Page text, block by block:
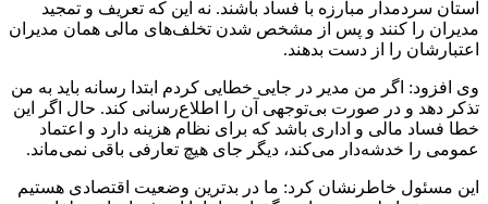
استان سردمدار مبارزه با فساد باشند. نه این که تعریف و تمجید
مدیران را کنند و پس از مشخص شدن تخلف‌های مالی همان مدیران
اعتبارشان را از دست بدهند.
وی افزود: اگر من مدیر در جایی خطایی کردم ابتدا رسانه باید به من
تذکر دهد و در صورت بی‌توجهی آن را اطلاع‌رسانی کند. حال اگر این
خطا فساد مالی و اداری باشد که برای نظام هزینه دارد و اعتماد
عمومی را خدشه‌دار می‌کند، دیگر جای هیچ تعارفی باقی نمی‌ماند.
این مسئول خاطرنشان کرد: ما در بدترین وضعیت اقتصادی هستیم